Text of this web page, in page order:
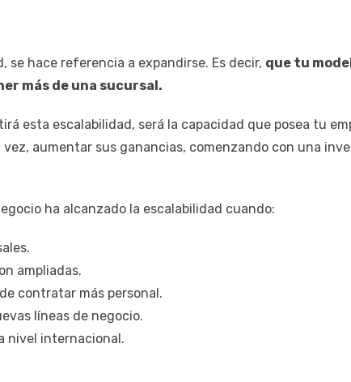
se hace referencia a expandirse. Es decir, que tu
más de una sucursal.
esta escalabilidad, será la capacidad que posea tu
vez, aumentar sus ganancias, comenzando con una
ha alcanzado la escalabilidad cuando:
ampliadas.
contratar más personal.
líneas de negocio.
nivel internacional.